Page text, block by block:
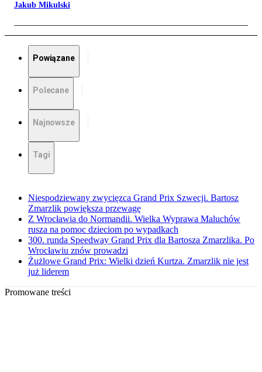
Jakub Mikulski
Powiązane
Polecane
Najnowsze
Tagi
Niespodziewany zwycięzca Grand Prix Szwecji. Bartosz
Zmarzlik powiększa przewagę
Z Wrocławia do Normandii. Wielka Wyprawa Maluchów
rusza na pomoc dzieciom po wypadkach
300. runda Speedway Grand Prix dla Bartosza Zmarzlika. Po
Wrocławiu znów prowadzi
Żużlowe Grand Prix: Wielki dzień Kurtza. Zmarzlik nie jest
już liderem
Promowane treści